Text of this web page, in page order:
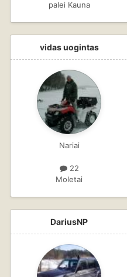
palei Kauna
vidas uogintas
Nariai
22
Moletai
DariusNP